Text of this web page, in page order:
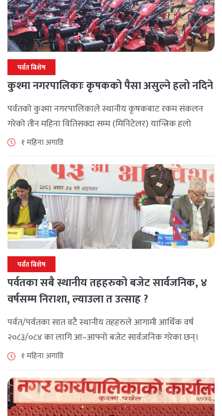
पर्वत बिशेष
कुश्मा नगरपालिकाः कृषकको पैसा असुल्ने हलो नदिने
पर्वतको कुश्मा नगरपालिकाले स्थानीय कृषकबाट रकम संकलन
गरेको तीन महिना वितिसक्दा सम्म (मिनिटेलर) यान्त्रिक हलो
वितरण नगरेपछि पर्वतको कुश्मा नगरपालिकाका कृषकहरु चिन्तित
१ महिना अगाडि
पर्वत बिशेष
पर्वतका सबै स्थानीय तहहरुको बजेट सार्वजनिक, ४
वर्षसम्म निराशा, ल्याउला त उत्साह ?
पर्वत/पर्वतका सात वटै स्थानीय तहहरुले आगामी आर्थिक वर्ष
२०८३/०८४ का लागि आ–आफ्नो बजेट सार्वजनिक गरेका छन्।
२०७९ सालमा निर्वाचित भएपछि आएका जनप्रतिनिधीले ल्याएको
१ महिना अगाडि